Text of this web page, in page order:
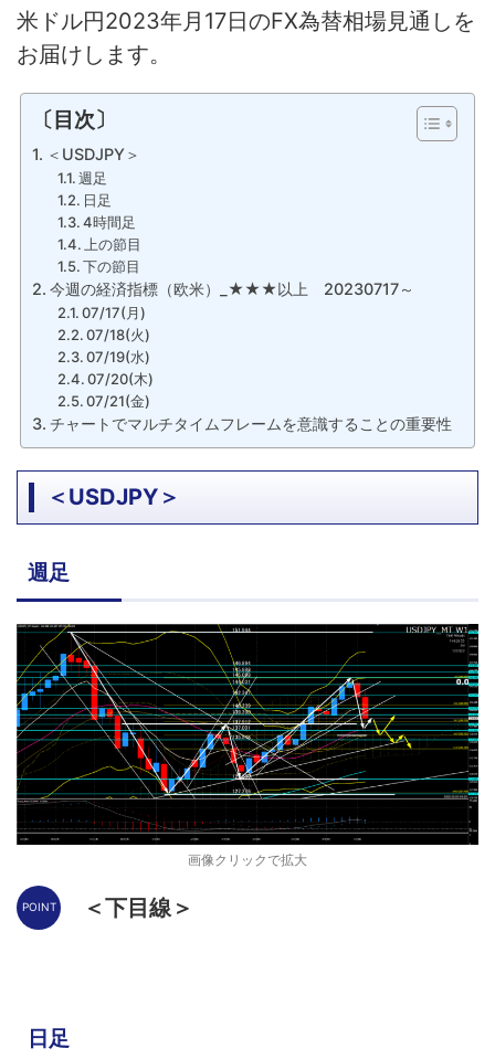
米ドル円2023年月17日のFX為替相場見通しを
お届けします。
〔目次〕
＜USDJPY＞
週足
日足
4時間足
上の節目
下の節目
今週の経済指標（欧米）_★★★以上 20230717～
07/17(月)
07/18(火)
07/19(水)
07/20(木)
07/21(金)
チャートでマルチタイムフレームを意識することの重要性
＜USDJPY＞
週足
画像クリックで拡大
＜下目線＞
日足